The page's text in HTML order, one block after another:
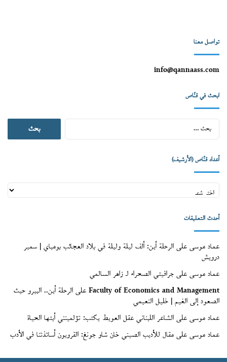
تواصل معنا
info@qannaass.com
ابحث في قنّاص
البحث
أعداد قنّاص (الأرشيف)
أعداد
قنّاص
أحدث التعليقات
عماد موسىعلىالرحلة أين: ألف ليلة وليلة في بلاد العجائب بومباي | سمير
درويش
عماد موسىعلىجرافيتي الصحراء لـ زاهر السالمي
Faculty of Economics and Managementعلىالرحلة أين.. البيرو حيث
الصعود إلى الغيم | خليل النعيمي
عماد موسىعلىالشاعر اللبناني عقل العويط يكتب: تؤلمينني أيتها الحياة
عماد موسىعلىمقال للأديب الصيني خان شاو جونغ: القرويون أساتذتنا في الأدب